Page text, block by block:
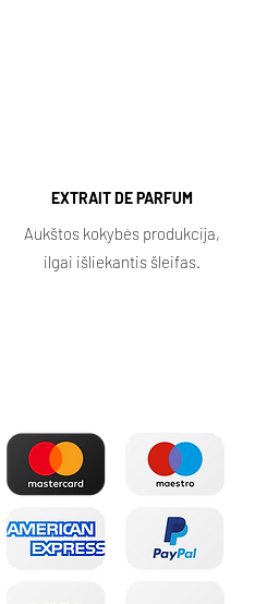
EXTRAIT DE PARFUM
Aukštos kokybės produkcija,
ilgai išliekantis šleifas.